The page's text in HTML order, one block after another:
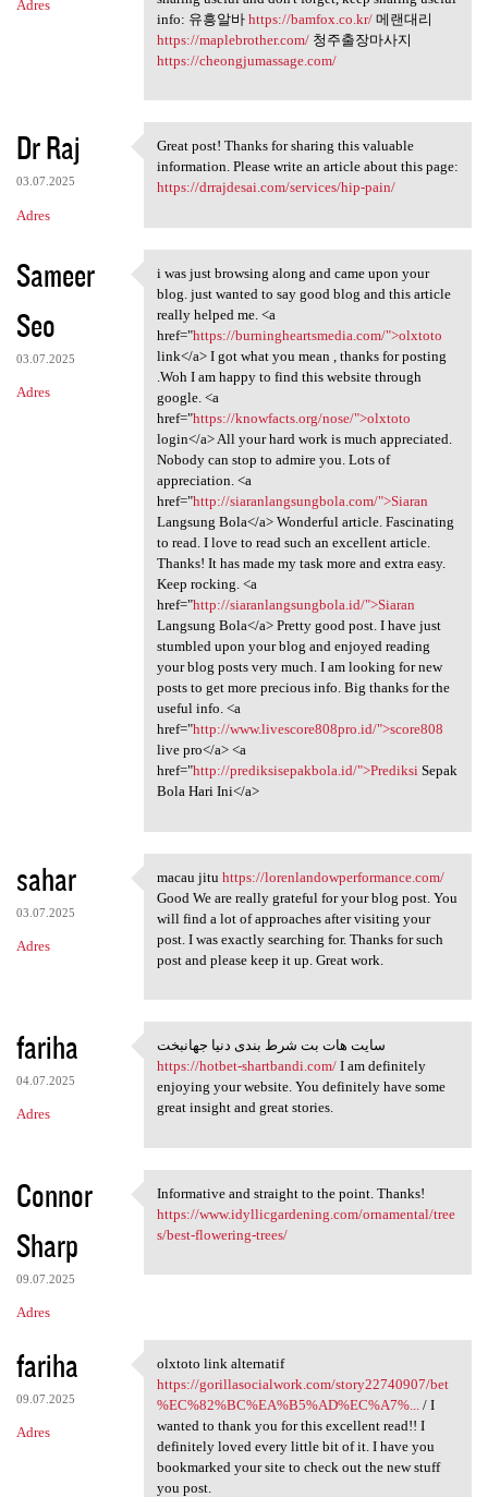
Adres
info: 유흥알바 https://bamfox.co.kr/메랜대리
https://maplebrother.com/청주출장마사지
https://cheongjumassage.com/
Dr Raj
03.07.2025
Adres
Great post! Thanks for
Great post! Thanks for sharing this valuable
information. Please write an article about this page:
https://drrajdesai.com/services/hip-pain/
Sameer
Seo
03.07.2025
Adres
i was just browsing along and
i was just browsing along and came upon your
blog. just wanted to say good blog and this article
really helped me. <a
href="https://burningheartsmedia.com/">olxtoto
link</a> I got what you mean , thanks for posting
.Woh I am happy to find this website through
google. <a
href="https://knowfacts.org/nose/">olxtoto
login</a> All your hard work is much appreciated.
Nobody can stop to admire you. Lots of
appreciation. <a
href="http://siaranlangsungbola.com/">Siaran
Langsung Bola</a> Wonderful article. Fascinating
to read. I love to read such an excellent article.
Thanks! It has made my task more and extra easy.
Keep rocking. <a
href="http://siaranlangsungbola.id/">Siaran
Langsung Bola</a> Pretty good post. I have just
stumbled upon your blog and enjoyed reading
your blog posts very much. I am looking for new
posts to get more precious info. Big thanks for the
useful info. <a
href="http://www.livescore808pro.id/">score808
live pro</a> <a
href="http://prediksisepakbola.id/">PrediksiSepak
Bola Hari Ini</a>
sahar
03.07.2025
Adres
macau jitu https:/
macau jitu https://lorenlandowperformance.com/
Good We are really grateful for your blog post. You
will find a lot of approaches after visiting your
post. I was exactly searching for. Thanks for such
post and please keep it up. Great work.
fariha
04.07.2025
Adres
سایت هات بت شرط بندی دنیا
سایت هات بت شرط بندی دنیا جهانبخت
https://hotbet-shartbandi.com/I am definitely
enjoying your website. You definitely have some
great insight and great stories.
Connor
Sharp
09.07.2025
Adres
Informative and straight to
Informative and straight to the point. Thanks!
https://www.idyllicgardening.com/ornamental/tree
s/best-flowering-trees/
fariha
09.07.2025
Adres
olxtoto link alternatif https
olxtoto link alternatif
https://gorillasocialwork.com/story22740907/bet
%EC%82%BC%EA%B5%AD%EC%A7%...
/ I
wanted to thank you for this excellent read!! I
definitely loved every little bit of it. I have you
bookmarked your site to check out the new stuff
you post.